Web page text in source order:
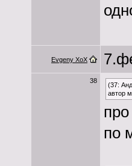
Evgeny XoX
38
(37:
автор
по